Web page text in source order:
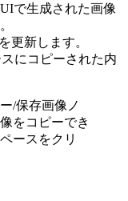
で生成された画像
更新します。
にコピーされた内
/保存画像ノ
をコピーでき
ースをクリ